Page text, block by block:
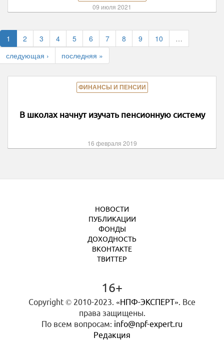
09 июля 2021
1 2 3 4 5 6 7 8 9 10
…
следующая ›
последняя »
ФИНАНСЫ И ПЕНСИИ
В школах начнут изучать пенсионную систему
16 февраля 2019
НОВОСТИ
ПУБЛИКАЦИИ
ФОНДЫ
ДОХОДНОСТЬ
ВКОНТАКТЕ
ТВИТТЕР
16+
Copyright © 2010-2023. «НПФ-ЭКСПЕРТ». Все
права защищены.
По всем вопросам: info@npf-expert.ru
Редакция